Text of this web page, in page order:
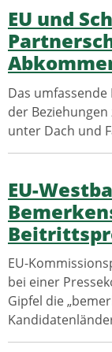
EU und
Das
der
unter Dach und
EU-
EU-
bei einer
Gipfel die